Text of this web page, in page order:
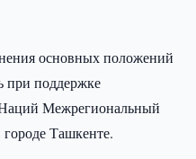
основных положений
при поддержке
Межрегиональный
городе Ташкенте.